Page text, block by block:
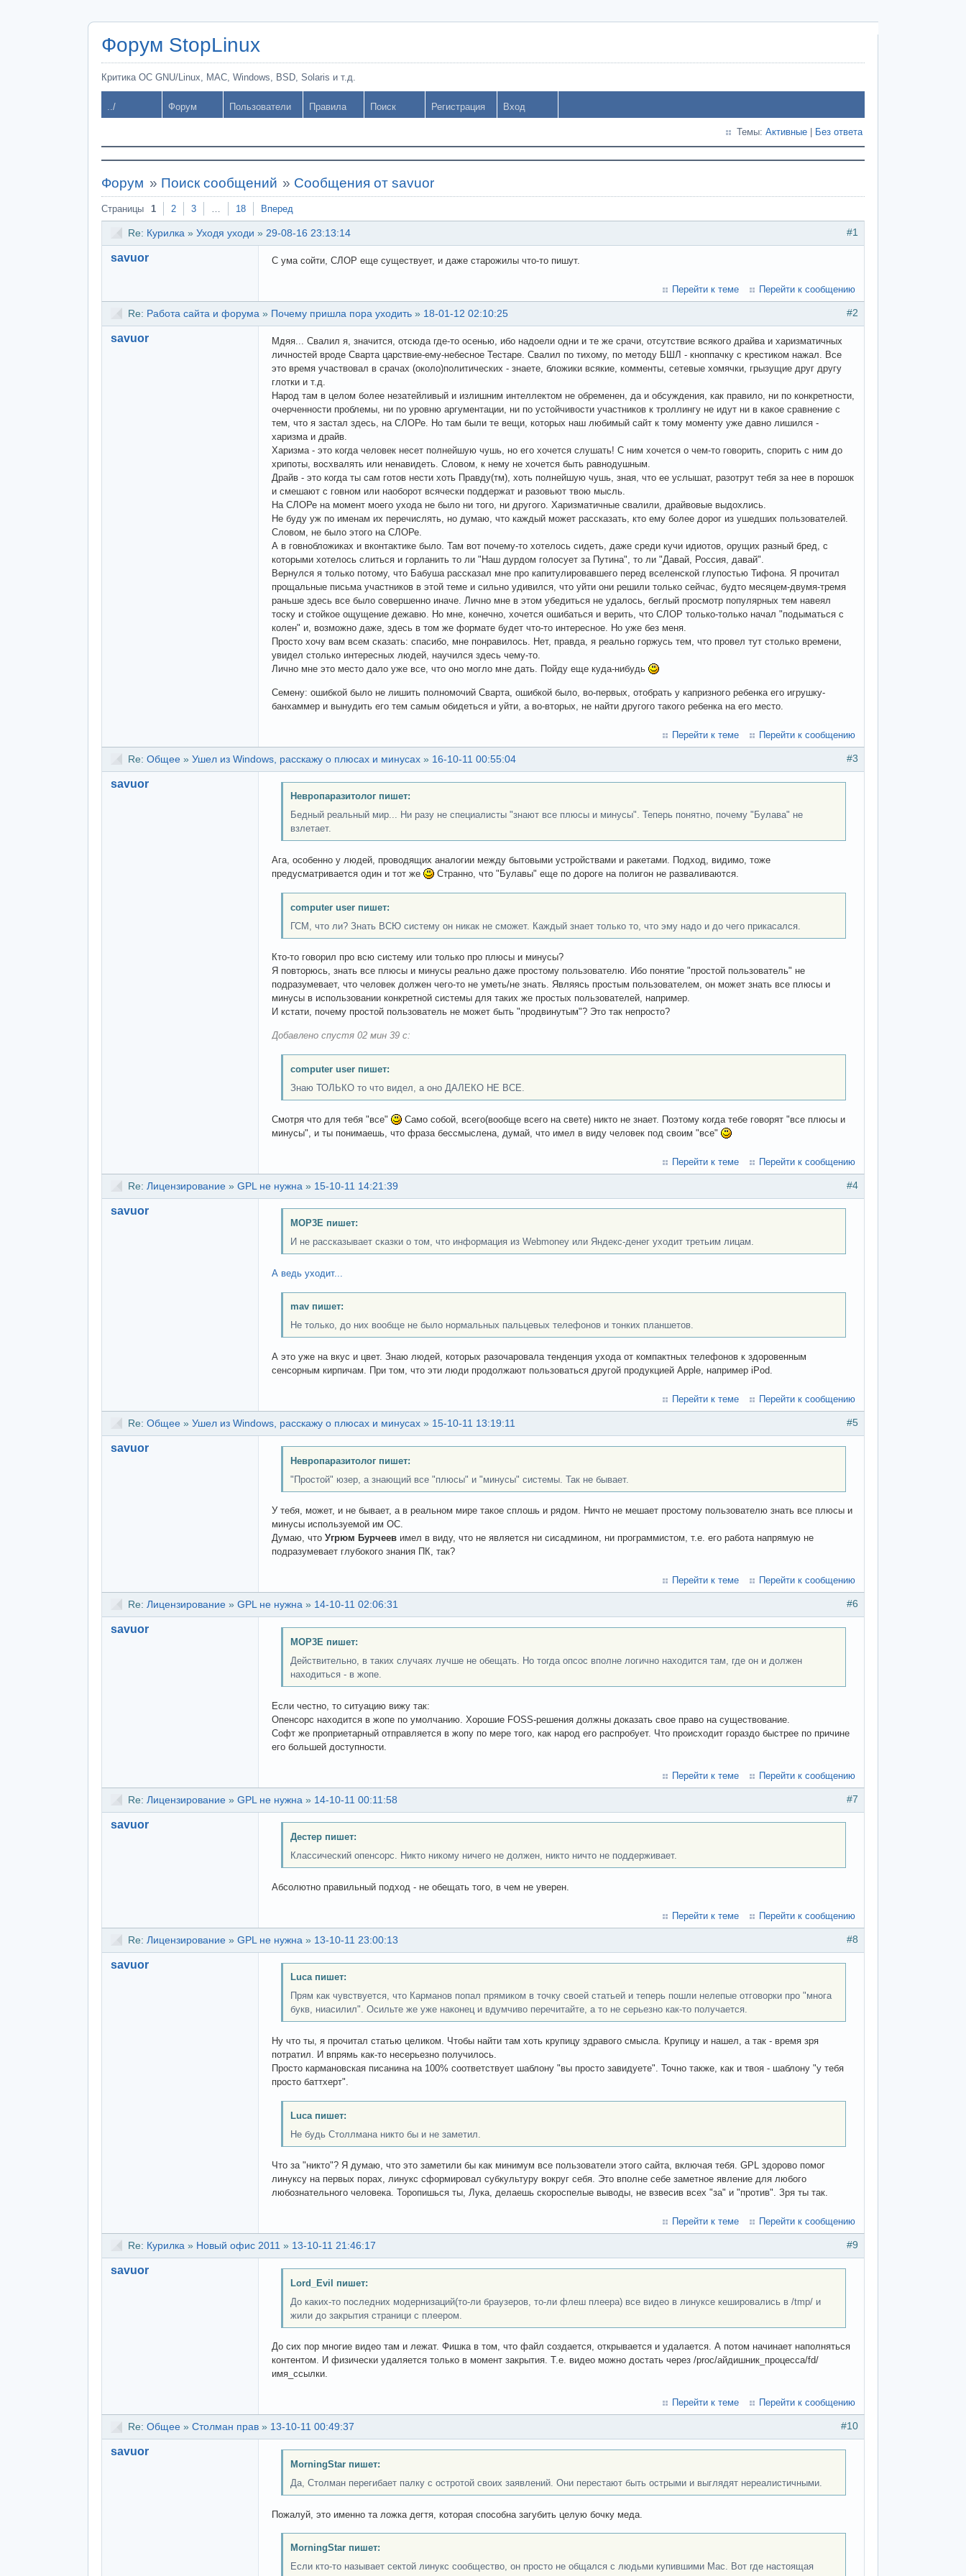
Форум StopLinux
Критика ОС GNU/Linux, MAC, Windows, BSD, Solaris и т.д.
../ Форум Пользователи Правила Поиск Регистрация Вход
Темы: Активные Без ответа
Форум » Поиск сообщений » Сообщения от savuor
Страницы 1 2 3 … 18 Вперед
#1
Re: Курилка » Уходя уходи » 29-08-16 23:13:14
savuor С ума сойти, СЛОР еще существует, и даже старожилы что-то пишут.
Перейти к теме Перейти к сообщению
#2
Re: Работа сайта и форума » Почему пришла пора уходить » 18-01-12 02:10:25
savuor
Мдяя... Свалил я, значится, отсюда где-то осенью, ибо надоели одни и те же срачи, отсутствие всякого драйва и харизматичных
личностей вроде Сварта царствие-ему-небесное Тестаре. Свалил по тихому, по методу БШЛ - кноппачку с крестиком нажал. Все
это время участвовал в срачах (около)политических - знаете, бложики всякие, комменты, сетевые хомячки, грызущие друг другу
глотки и т.д.
Народ там в целом более незатейливый и излишним интеллектом не обременен, да и обсуждения, как правило, ни по конкретности,
очерченности проблемы, ни по уровню аргументации, ни по устойчивости участников к троллингу не идут ни в какое сравнение с
тем, что я застал здесь, на СЛОРе. Но там были те вещи, которых наш любимый сайт к тому моменту уже давно лишился -
харизма и драйв.
Харизма - это когда человек несет полнейшую чушь, но его хочется слушать! С ним хочется о чем-то говорить, спорить с ним до
хрипоты, восхвалять или ненавидеть. Словом, к нему не хочется быть равнодушным.
Драйв - это когда ты сам готов нести хоть Правду(тм), хоть полнейшую чушь, зная, что ее услышат, разотрут тебя за нее в порошок
и смешают с говном или наоборот всячески поддержат и разовьют твою мысль.
На СЛОРе на момент моего ухода не было ни того, ни другого. Харизматичные свалили, драйвовые выдохлись.
Не буду уж по именам их перечислять, но думаю, что каждый может рассказать, кто ему более дорог из ушедших пользователей.
Словом, не было этого на СЛОРе.
А в говнобложиках и вконтактике было. Там вот почему-то хотелось сидеть, даже среди кучи идиотов, орущих разный бред, с
которыми хотелось слиться и горланить то ли "Наш дурдом голосует за Путина", то ли "Давай, Россия, давай".
Вернулся я только потому, что Бабуша рассказал мне про капитулировавшего перед вселенской глупостью Тифона. Я прочитал
прощальные письма участников в этой теме и сильно удивился, что уйти они решили только сейчас, будто месяцем-двумя-тремя
раньше здесь все было совершенно иначе. Лично мне в этом убедиться не удалось, беглый просмотр популярных тем навеял
тоску и стойкое ощущение дежавю. Но мне, конечно, хочется ошибаться и верить, что СЛОР только-только начал "подыматься с
колен" и, возможно даже, здесь в том же формате будет что-то интересное. Но уже без меня.
Просто хочу вам всем сказать: спасибо, мне понравилось. Нет, правда, я реально горжусь тем, что провел тут столько времени,
увидел столько интересных людей, научился здесь чему-то.
Лично мне это место дало уже все, что оно могло мне дать. Пойду еще куда-нибудь
Семену: ошибкой было не лишить полномочий Сварта, ошибкой было, во-первых, отобрать у капризного ребенка его игрушку-
банхаммер и вынудить его тем самым обидеться и уйти, а во-вторых, не найти другого такого ребенка на его место.
Перейти к теме Перейти к сообщению
#3
Re: Общее » Ушел из Windows, расскажу о плюсах и минусах » 16-10-11 00:55:04
savuor
Невропаразитолог пишет:
Бедный реальный мир... Ни разу не специалисты "знают все плюсы и минусы". Теперь понятно, почему "Булава" не
взлетает.
Ага, особенно у людей, проводящих аналогии между бытовыми устройствами и ракетами. Подход, видимо, тоже
предусматривается один и тот же
Странно, что "Булавы" еще по дороге на полигон не разваливаются.
computer user пишет:
ГСМ, что ли? Знать ВСЮ систему он никак не сможет. Каждый знает только то, что эму надо и до чего прикасался.
Кто-то говорил про всю систему или только про плюсы и минусы?
Я повторюсь, знать все плюсы и минусы реально даже простому пользователю. Ибо понятие "простой пользователь" не
подразумевает, что человек должен чего-то не уметь/не знать. Являясь простым пользователем, он может знать все плюсы и
минусы в использовании конкретной системы для таких же простых пользователей, например.
И кстати, почему простой пользователь не может быть "продвинутым"? Это так непросто?
Добавлено спустя 02 мин 39 с:
computer user пишет:
Знаю ТОЛЬКО то что видел, а оно ДАЛЕКО НЕ ВСЕ.
Смотря что для тебя "все"
Само собой, всего(вообще всего на свете) никто не знает. Поэтому когда тебе говорят "все плюсы и
минусы", и ты понимаешь, что фраза бессмыслена, думай, что имел в виду человек под своим "все"
Перейти к теме Перейти к сообщению
#4
Re: Лицензирование » GPL не нужна » 15-10-11 14:21:39
savuor
MOP3E пишет:
И не рассказывает сказки о том, что информация из Webmoney или Яндекс-денег уходит третьим лицам.
А ведь уходит...
mav пишет:
Не только, до них вообще не было нормальных пальцевых телефонов и тонких планшетов.
А это уже на вкус и цвет. Знаю людей, которых разочаровала тенденция ухода от компактных телефонов к здоровенным
сенсорным кирпичам. При том, что эти люди продолжают пользоваться другой продукцией Apple, например iPod.
Перейти к теме Перейти к сообщению
#5
Re: Общее » Ушел из Windows, расскажу о плюсах и минусах » 15-10-11 13:19:11
savuor
Невропаразитолог пишет:
"Простой" юзер, а знающий все "плюсы" и "минусы" системы. Так не бывает.
У тебя, может, и не бывает, а в реальном мире такое сплошь и рядом. Ничто не мешает простому пользователю знать все плюсы и
минусы используемой им ОС.
Думаю, что Угрюм Бурчеев имел в виду, что не является ни сисадмином, ни программистом, т.е. его работа напрямую не
подразумевает глубокого знания ПК, так?
Перейти к теме Перейти к сообщению
#6
Re: Лицензирование » GPL не нужна » 14-10-11 02:06:31
savuor
MOP3E пишет:
Действительно, в таких случаях лучше не обещать. Но тогда опсос вполне логично находится там, где он и должен
находиться - в жопе.
Если честно, то ситуацию вижу так:
Опенсорс находится в жопе по умолчанию. Хорошие FOSS-решения должны доказать свое право на существование.
Софт же проприетарный отправляется в жопу по мере того, как народ его распробует. Что происходит гораздо быстрее по причине
его большей доступности.
Перейти к теме Перейти к сообщению
#7
Re: Лицензирование » GPL не нужна » 14-10-11 00:11:58
savuor
Дестер пишет:
Классический опенсорс. Никто никому ничего не должен, никто ничто не поддерживает.
Абсолютно правильный подход - не обещать того, в чем не уверен.
Перейти к теме Перейти к сообщению
#8
Re: Лицензирование » GPL не нужна » 13-10-11 23:00:13
savuor
Luca пишет:
Прям как чувствуется, что Карманов попал прямиком в точку своей статьей и теперь пошли нелепые отговорки про "многа
букв, ниасилил". Осильте же уже наконец и вдумчиво перечитайте, а то не серьезно как-то получается.
Ну что ты, я прочитал статью целиком. Чтобы найти там хоть крупицу здравого смысла. Крупицу и нашел, а так - время зря
потратил. И впрямь как-то несерьезно получилось.
Просто кармановская писанина на 100% соответствует шаблону "вы просто завидуете". Точно также, как и твоя - шаблону "у тебя
просто баттхерт".
Luca пишет:
Не будь Столлмана никто бы и не заметил.
Что за "никто"? Я думаю, что это заметили бы как минимум все пользователи этого сайта, включая тебя. GPL здорово помог
линуксу на первых порах, линукс сформировал субкультуру вокруг себя. Это вполне себе заметное явление для любого
любознательного человека. Торопишься ты, Лука, делаешь скороспелые выводы, не взвесив всех "за" и "против". Зря ты так.
Перейти к теме Перейти к сообщению
#9
Re: Курилка » Новый офис 2011 » 13-10-11 21:46:17
savuor
Lord_Evil пишет:
До каких-то последних модернизаций(то-ли браузеров, то-ли флеш плеера) все видео в линуксе кешировались в /tmp/ и
жили до закрытия страници с плеером.
До сих пор многие видео там и лежат. Фишка в том, что файл создается, открывается и удалается. А потом начинает наполняться
контентом. И физически удаляется только в момент закрытия. Т.е. видео можно достать через /proc/айдишник_процесса/fd/
имя_ссылки.
Перейти к теме Перейти к сообщению
#10
Re: Общее » Столман прав » 13-10-11 00:49:37
savuor
MorningStar пишет:
Да, Столман перегибает палку с остротой своих заявлений. Они перестают быть острыми и выглядят нереалистичными.
Пожалуй, это именно та ложка дегтя, которая способна загубить целую бочку меда.
MorningStar пишет:
Если кто-то называет сектой линукс сообщество, он просто не общался с людьми купившими Mac. Вот где настоящая